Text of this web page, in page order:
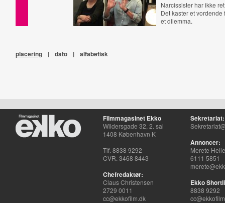
Narcissister har ikke
Det kaster et
et dilemma.
placering | dato | alfabetisk
Filmmagasinet Ekko
Wildersgade 32, 2. sal
1408 København K
Tlf. 8838 9292
CVR. 3468 8443
Chefredaktør:
Claus Christensen
2729 0011
cc@ekkofilm.dk
Sekretariat:
Annoncer:
Merete
6111 5851
Ekko
8838 9292